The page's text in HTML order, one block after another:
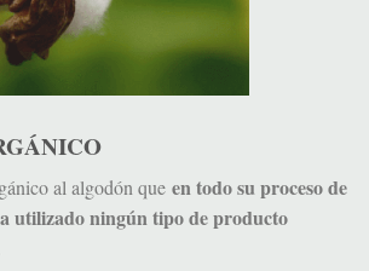
al algodón que en todo su proceso de
utilizado ningún tipo de producto